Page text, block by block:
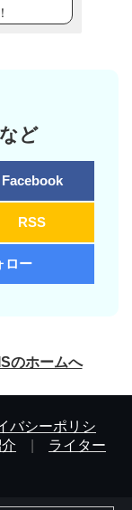
ど
Facebook
RSS
ロー
のホームへ
バシーポリシ
ライター